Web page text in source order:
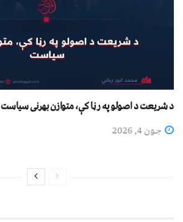
د شریعت د اصولو په رڼا کې، متوازن بهرنی سیاست
جون 4, 2026